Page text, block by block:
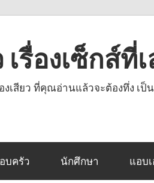
เรื่องเซ็กส์
องเสียว ที่คุณอ่านแล้วจะต้องทึ่ง
บครัว นักศึกษา แอบ